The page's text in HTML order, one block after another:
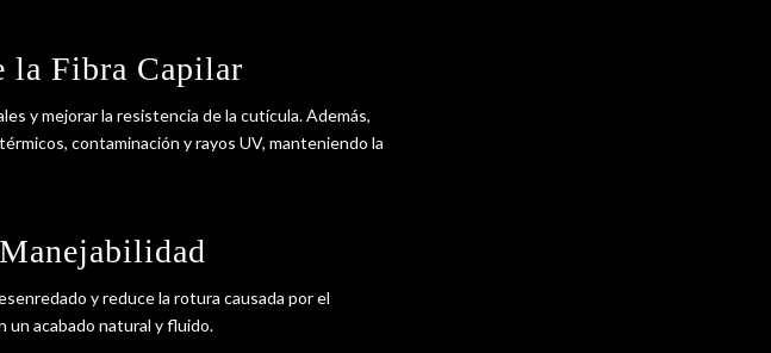
la Fibra Capilar
y mejorar la resistencia de la cutícula. Además,
contaminación y rayos UV, manteniendo la
y reduce la rotura causada por el
un acabado natural y fluido.